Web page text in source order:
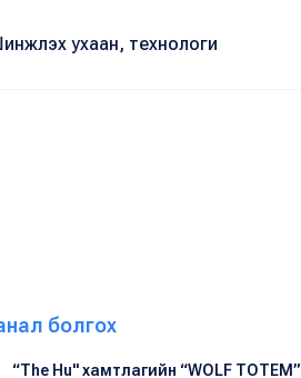
ухаан, технологи
болгох
“The Hu" хамтлагийн “WOLF TOTEM”